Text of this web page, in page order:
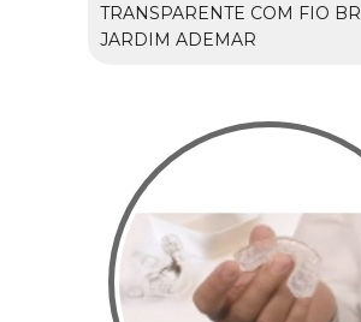
TRANSPARENTE COM FIO
JARDIM ADEMAR